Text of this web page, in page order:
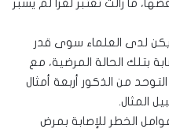
ما زالت تعتبر لغزا لم يسبر
لدى العلماء سوى قدر
بتلك الحالة المرضية، مع
من الذكور أربعة أمثال
المثال.
الخطر للإصابة بمرض